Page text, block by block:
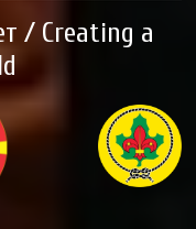
/ Creating a